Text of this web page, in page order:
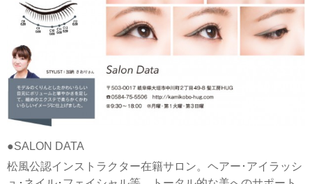
●SALON DATA
松風公認インストラクター在籍サロン。ヘアー･アイラッシ